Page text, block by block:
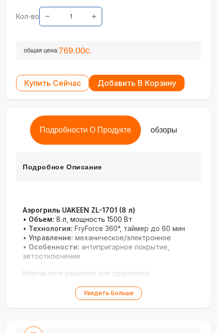
Кол-во
общая цена:769.00с.
Купить Сейчас Добавить В Корзину
Подробности О Продукте обзоры
Подробное Описание
Аэрогриль UAKEEN ZL-1701 (8 л)
• Объем: 8 л, мощность 1500 Вт
• Технология: FryForce 360°, таймер до 60 мин
• Управление: механическое/электронное
• Особенности: антипригарное покрытие,
автоотключение
Компактное решение для здорового
Увидеть Больше